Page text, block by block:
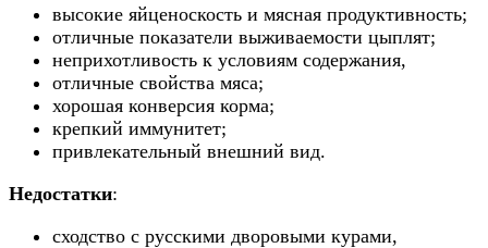
высокие яйценоскость и мясная продуктивность;
отличные показатели выживаемости цыплят;
неприхотливость к условиям содержания,
отличные свойства мяса;
хорошая конверсия корма;
крепкий иммунитет;
привлекательный внешний вид.
Недостатки:
сходство с русскими дворовыми курами,